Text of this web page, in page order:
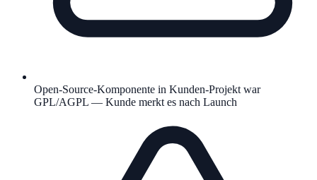
Open-Source-Komponente in Kunden-Projekt war
GPL/AGPL — Kunde merkt es nach Launch